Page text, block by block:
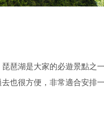
琶湖是大家的必遊景點之
也很方便，非常適合安排